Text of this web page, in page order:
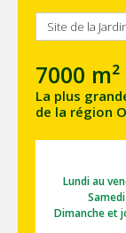
Site de la
7000 m²
La plus
de la région
Lundi au
Dimanche et